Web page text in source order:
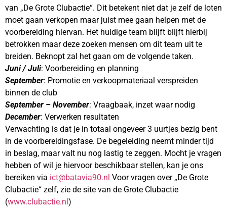
van „De Grote Clubactie“. Dit betekent niet dat je zelf de loten
moet gaan verkopen maar juist mee gaan helpen met de
voorbereiding hiervan. Het huidige team blijft blijft hierbij
betrokken maar deze zoeken mensen om dit team uit te
breiden. Beknopt zal het gaan om de volgende taken.
Juni / Juli: Voorbereiding en planning
September: Promotie en verkoopmateriaal verspreiden
binnen de club
September – November: Vraagbaak, inzet waar nodig
December: Verwerken resultaten
Verwachting is dat je in totaal ongeveer 3 uurtjes bezig bent
in de voorbereidingsfase. De begeleiding neemt minder tijd
in beslag, maar valt nu nog lastig te zeggen. Mocht je vragen
hebben of wil je hiervoor beschikbaar stellen, kan je ons
bereiken via ict@batavia90.nl Voor vragen over „De Grote
Clubactie“ zelf, zie de site van de Grote Clubactie
(www.clubactie.nl )